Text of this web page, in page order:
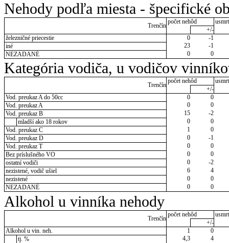
Nehody podľa miesta - špecifické
Trenčín
počet nehôd
+/-
železničné priecestie
0
-1
iné
23
-1
NEZADANÉ
0 0
Kategória vodiča, u vodičov
Trenčín
počet nehôd
+/-
Vod. preukaz A do 50cc
0
0
Vod. preukaz A
0
0
Vod. preukaz B
15
-2
mladší ako 18 rokov
0
0
Vod. preukaz C
1
0
Vod. preukaz D
0
-1
Vod. preukaz T
0
0
Bez príslušného VO
0
0
ostatní vodiči
0
-2
nezistené, vodič ušiel
6
4
nezistené
0
0
NEZADANÉ
0 0
Alkohol u vinníka nehody
Trenčín
počet nehôd
+/-
Alkohol u vin. neh.
1
0
tj. %
4,3 4